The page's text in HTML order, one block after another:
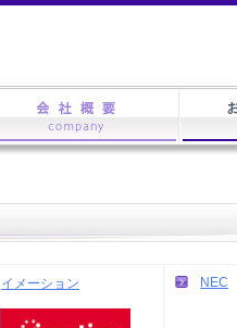
イメーション NEC